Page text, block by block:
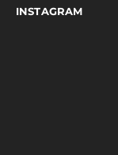
INSTAGRAM